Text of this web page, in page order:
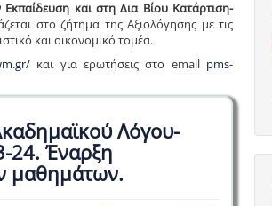
και στη Δια Βίου Κατάρτιση-
στο ζήτημα της Αξιολόγησης με τις
και οικονομικό τομέα.
και για ερωτήσεις στο email pms-
Λόγου-
24. Έναρξη
μαθημάτων.